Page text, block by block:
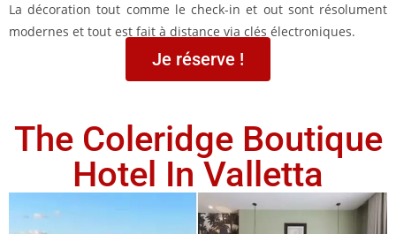
La décoration tout comme le check-in et out sont résolument
modernes et tout est fait à distance via clés électroniques.
Je réserve !
The Coleridge Boutique
Hotel In Valletta